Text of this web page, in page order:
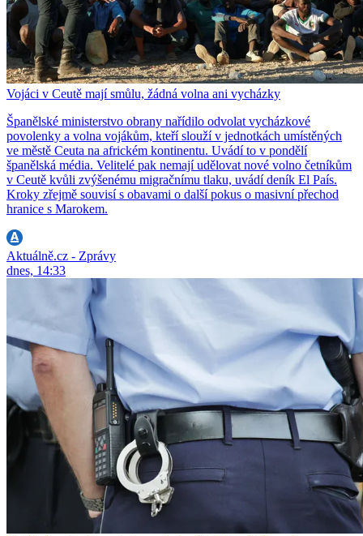
Vojáci v Ceutě mají smůlu, žádná volna ani vycházky
Španělské ministerstvo obrany nařídilo odvolat vycházkové
povolenky a volna vojákům, kteří slouží v jednotkách umístěných
ve městě Ceuta na africkém kontinentu. Uvádí to v pondělí
španělská média. Velitelé pak nemají udělovat nové volno četníkům
v Ceutě kvůli zvýšenému migračnímu tlaku, uvádí deník El País.
Kroky zřejmě souvisí s obavami o další pokus o masivní přechod
hranice s Marokem.
Aktuálně.cz - Zprávy
dnes, 14:33